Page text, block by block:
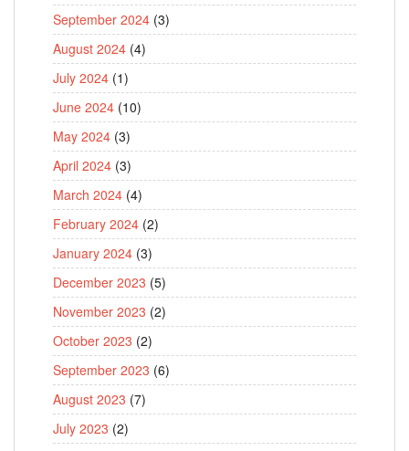
September 2024 (3)
August 2024 (4)
July 2024 (1)
June 2024 (10)
May 2024 (3)
April 2024 (3)
March 2024 (4)
February 2024 (2)
January 2024 (3)
December 2023 (5)
November 2023 (2)
October 2023 (2)
September 2023 (6)
August 2023 (7)
July 2023 (2)